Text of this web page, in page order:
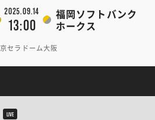
2025.09.14
13:00
福岡ソフトバンク
ホークス
京セラドーム大阪
LIVE